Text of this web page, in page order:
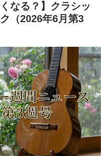
なる？】クラシッ
（2026年6月第3